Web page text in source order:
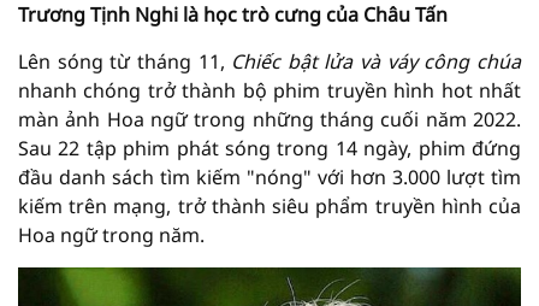
Trương Tịnh Nghi là học trò cưng của Châu Tấn
Lên sóng từ tháng 11, Chiếc bật lửa và váy công chúa
nhanh chóng trở thành bộ phim truyền hình hot nhất
màn ảnh Hoa ngữ trong những tháng cuối năm 2022.
Sau 22 tập phim phát sóng trong 14 ngày, phim đứng
đầu danh sách tìm kiếm "nóng" với hơn 3.000 lượt tìm
kiếm trên mạng, trở thành siêu phẩm truyền hình của
Hoa ngữ trong năm.